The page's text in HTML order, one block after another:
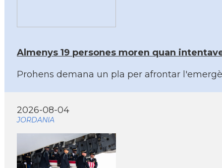
Almenys 19 persones moren quan
Prohens demana un pla per afrontar
2026-08-04
JORDANIA